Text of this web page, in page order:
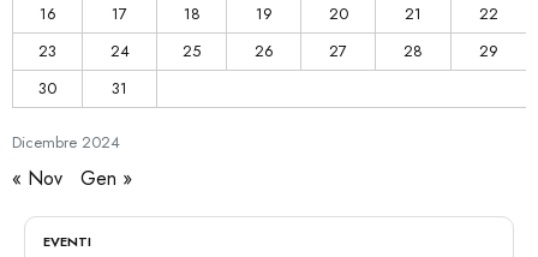
Dicembre 2024
16
17 18 19 20 21
22
23
24 25 26 27 28
29
30
31
« Nov Gen »
EVENTI